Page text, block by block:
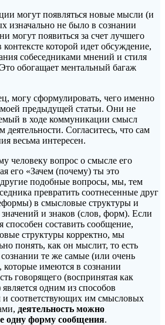
могут появляться новые мысли (и
изначально не было в сознании
могут появиться за счет лучшего
которой идет обсуждение,
собеседниками мнений и стиля
обогащает ментальный багаж
могу сформулировать, чего именно
предыдущей статьи. Они не
в ходе коммуникации смысл
деятельности. Согласитесь, что сам
весьма интересен.
человеку вопрос о смысле его
его «Зачем (почему) ты это
другие подобные вопросы, мы, тем
превратить соотнесенные друг
в смысловые структуры и
значений и знаков (слов, форм). Если
способен составить сообщение,
структуры корректно, мы
понять, как он мыслит, то есть
те же самые (или очень
имеются в сознании
говорящего (воспринятая как
одним из способов
соответствующих им смысловых
деятельность можно
одну форму сообщения.